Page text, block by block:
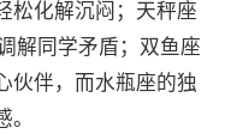
松化解沉闷；天秤座
解同学矛盾；双鱼座
伙伴，而水瓶座的独